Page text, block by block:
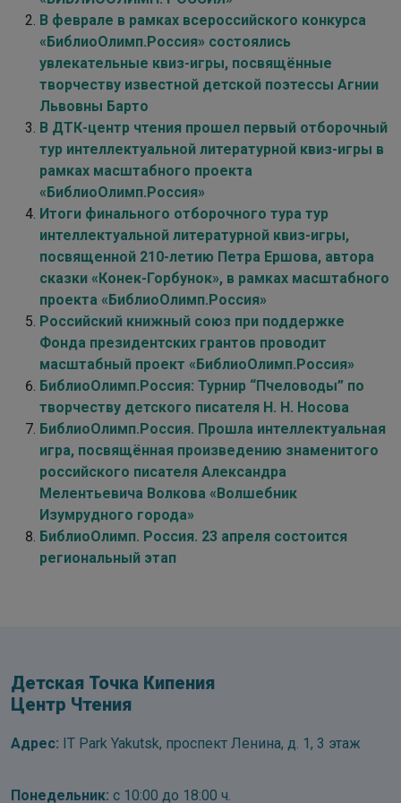
В феврале в рамках всероссийского конкурса
«БиблиоОлимп.Россия» состоялись
увлекательные квиз-игры, посвящённые
творчеству известной детской поэтессы Агнии
Львовны Барто
В ДТК-центр чтения прошел первый отборочный
тур интеллектуальной литературной квиз-игры в
рамках масштабного проекта
«БиблиоОлимп.Россия»
Итоги финального отборочного тура тур
интеллектуальной литературной квиз-игры,
посвященной 210-летию Петра Ершова, автора
сказки «Конек-Горбунок», в рамках масштабного
проекта «БиблиоОлимп.Россия»
Российский книжный союз при поддержке
Фонда президентских грантов проводит
масштабный проект «БиблиоОлимп.Россия»
БиблиоОлимп.Россия: Турнир “Пчеловоды” по
творчеству детского писателя Н. Н. Носова
БиблиоОлимп.Россия. Прошла интеллектуальная
игра, посвящённая произведению знаменитого
российского писателя Александра
Мелентьевича Волкова «Волшебник
Изумрудного города»
БиблиоОлимп. Россия. 23 апреля состоится
региональный этап
Детская Точка Кипения
Центр Чтения
Адрес: IT Park Yakutsk, проспект Ленина, д. 1, 3 этаж
Понедельник: с 10:00 до 18:00 ч.